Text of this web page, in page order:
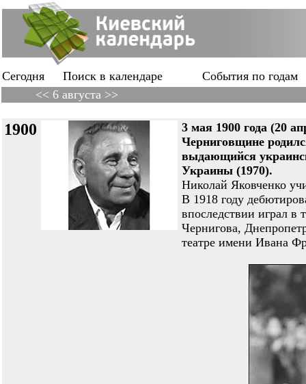
Сегодня Поиск в календаре
События по годам
<< 6 августа >>
1900
3 мая 1900 года (20
Черниговщине
выдающийся
Украины (1970).
Николай Яковченко
В 1918 году
впоследствии играл в
Чернигова,
театре имени Ивана